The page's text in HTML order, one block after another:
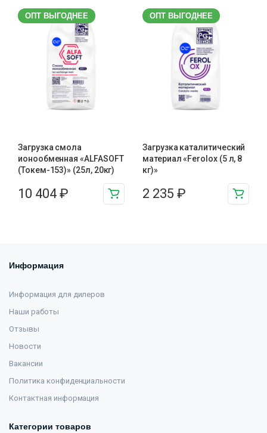
ОПТ ВЫГОДНЕЕ
Загрузка смола
ионообменная «ALFASOFT
(Токем-153)» (25л, 20кг)
10 404 ₽
ОПТ ВЫГОДНЕЕ
Загрузка каталитический
материал «Ferolox (5 л, 8
кг)»
2 235 ₽
Информация
Информация для дилеров
Наши работы
Отзывы
Новости
Вакансии
Политика конфиденциальности
Контактная информация
Категории товаров